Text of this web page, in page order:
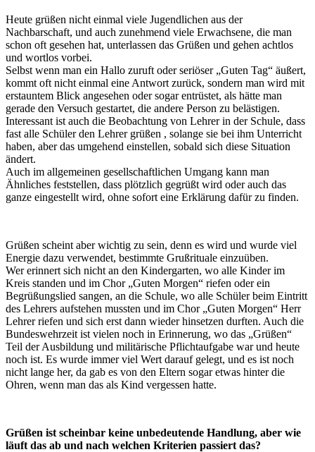
Heute grüßen nicht einmal viele Jugendlichen aus der
Nachbarschaft, und auch zunehmend viele Erwachsene, die man
schon oft gesehen hat, unterlassen das Grüßen und gehen achtlos
und wortlos vorbei.
Selbst wenn man ein Hallo zuruft oder seriöser „Guten Tag“ äußert,
kommt oft nicht einmal eine Antwort zurück, sondern man wird mit
erstauntem Blick angesehen oder sogar entrüstet, als hätte man
gerade den Versuch gestartet, die andere Person zu belästigen.
Interessant ist auch die Beobachtung von Lehrer in der Schule, dass
fast alle Schüler den Lehrer grüßen , solange sie bei ihm Unterricht
haben, aber das umgehend einstellen, sobald sich diese Situation
ändert.
Auch im allgemeinen gesellschaftlichen Umgang kann man
Ähnliches feststellen, dass plötzlich gegrüßt wird oder auch das
ganze eingestellt wird, ohne sofort eine Erklärung dafür zu finden.
Grüßen scheint aber wichtig zu sein, denn es wird und wurde viel
Energie dazu verwendet, bestimmte Grußrituale einzuüben.
Wer erinnert sich nicht an den Kindergarten, wo alle Kinder im
Kreis standen und im Chor „Guten Morgen“ riefen oder ein
Begrüßungslied sangen, an die Schule, wo alle Schüler beim Eintritt
des Lehrers aufstehen mussten und im Chor „Guten Morgen“ Herr
Lehrer riefen und sich erst dann wieder hinsetzen durften. Auch die
Bundeswehrzeit ist vielen noch in Erinnerung, wo das „Grüßen“
Teil der Ausbildung und militärische Pflichtaufgabe war und heute
noch ist. Es wurde immer viel Wert darauf gelegt, und es ist noch
nicht lange her, da gab es von den Eltern sogar etwas hinter die
Ohren, wenn man das als Kind vergessen hatte.
Grüßen ist scheinbar keine unbedeutende Handlung, aber wie
läuft das ab und nach welchen Kriterien passiert das?